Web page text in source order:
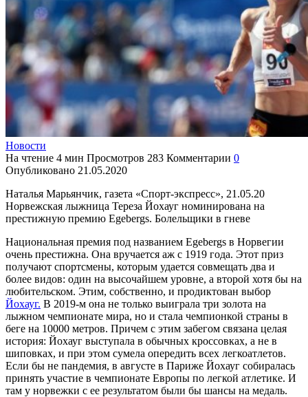
Новости
На чтение 4 мин Просмотров 283 Комментарии 0
Опубликовано 21.05.2020
Наталья Марьянчик, газета «Спорт-экспресс», 21.05.20
Норвежская лыжница Тереза Йохауг номинирована на
престижную премию Egebergs. Болельщики в гневе
Национальная премия под названием Egebergs в Норвегии
очень престижна. Она вручается аж с 1919 года. Этот приз
получают спортсмены, которым удается совмещать два и
более видов: один на высочайшем уровне, а второй хотя бы на
любительском. Этим, собственно, и продиктован выбор
Йохауг. В 2019-м она не только выиграла три золота на
лыжном чемпионате мира, но и стала чемпионкой страны в
беге на 10000 метров. Причем с этим забегом связана целая
история: Йохауг выступала в обычных кроссовках, а не в
шиповках, и при этом сумела опередить всех легкоатлетов.
Если бы не пандемия, в августе в Париже Йохауг собиралась
принять участие в чемпионате Европы по легкой атлетике. И
там у норвежки с ее результатом были бы шансы на медаль.